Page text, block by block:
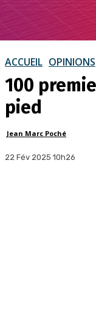
ACCUEIL OPINIONS
100
pied
Jean Marc Poché
22 Fév 2025 10h26